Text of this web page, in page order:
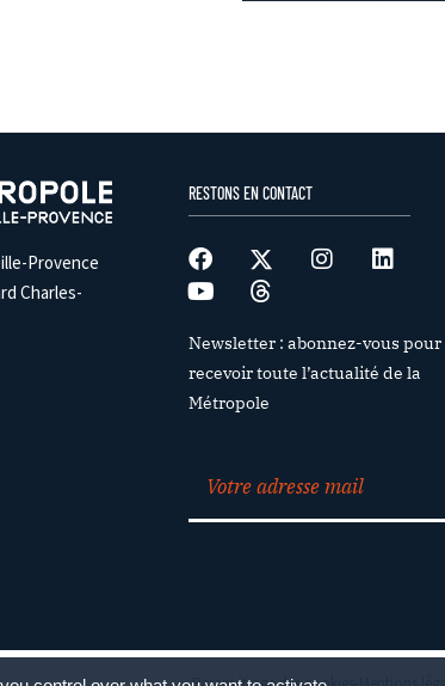
Provence
Charles-
RESTONS EN CONTACT
Newsletter : abonnez-vous pour
recevoir toute l’actualité de la
Métropole